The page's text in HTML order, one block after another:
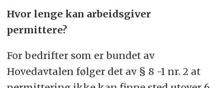
Hvor lenge kan arbeidsgiver
permittere?
For bedrifter som er bundet av
Hovedavtalen følger det av § 8 -1 nr. 2 at